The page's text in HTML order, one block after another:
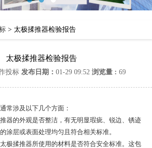
> 太极揉推器检验报告
太极揉推器检验报告
投标 发布日期： 01-29 09:52 浏览量 : 69
常涉及以下几个方面：
器的外观是否整洁，有无明显瑕疵、锐边、锈迹
涂层或表面处理均匀且符合相关标准。
极揉推器所使用的材料是否符合安全标准。这包